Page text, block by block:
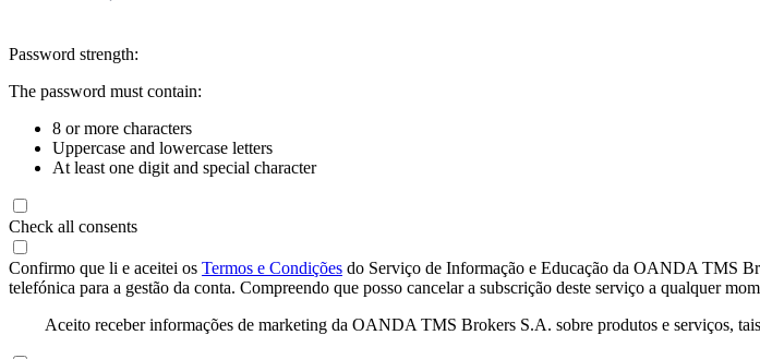
Password strength:
The password must contain:
8 or more characters
Uppercase and lowercase letters
At least one digit and special character
Check all consents
Confirmo que li e aceitei os Termos e Condições do Serviço de Informação e Educação da OANDA TMS
telefónica para a gestão da conta. Compreendo que posso cancelar a subscrição deste serviço a qualquer
Aceito receber informações de marketing da OANDA TMS Brokers S.A. sobre produtos e serviços,